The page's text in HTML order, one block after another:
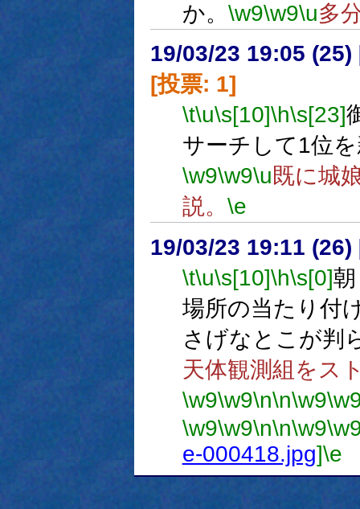
か。 \w9\w9\u多
19/03/23 19:05 (25)
[投票: 1]
\t\u\s[10]\h\s[23]
サーチして1位
\w9\w9\u既に城
説。 \e
19/03/23 19:11 (26)
\t\u\s[10]\h\s[0]
場所の当たり付
さげなとこが判
天体観測組をス
\w9\w9\n\n\w9
\w9\w9\n\n\w9
e-000418.jpg]\e